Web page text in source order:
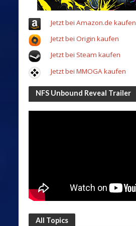
Jetzt bei Amazon.de kaufen
Jetzt bei Origin kaufen
Jetzt bei Steam kaufen
Jetzt bei MMOGA kaufen
NFS Unbound Reveal Trailer
All Topics